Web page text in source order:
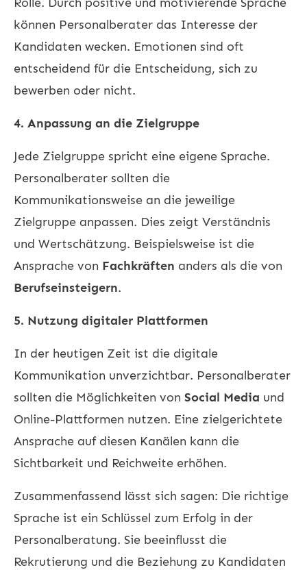
können Personalberater das Interesse der
Kandidaten wecken. Emotionen sind oft
entscheidend für die Entscheidung, sich zu
bewerben oder nicht.
4. Anpassung an die Zielgruppe
Jede Zielgruppe spricht eine eigene Sprache.
Personalberater sollten die
Kommunikationsweise an die jeweilige
Zielgruppe anpassen. Dies zeigt Verständnis
und Wertschätzung. Beispielsweise ist die
Ansprache von Fachkräften anders als die von
Berufseinsteigern.
5. Nutzung digitaler Plattformen
In der heutigen Zeit ist die digitale
Kommunikation unverzichtbar. Personalberater
sollten die Möglichkeiten von Social Media und
Online-Plattformen nutzen. Eine zielgerichtete
Ansprache auf diesen Kanälen kann die
Sichtbarkeit und Reichweite erhöhen.
Zusammenfassend lässt sich sagen: Die richtige
Sprache ist ein Schlüssel zum Erfolg in der
Personalberatung. Sie beeinflusst die
Rekrutierung und die Beziehung zu Kandidaten